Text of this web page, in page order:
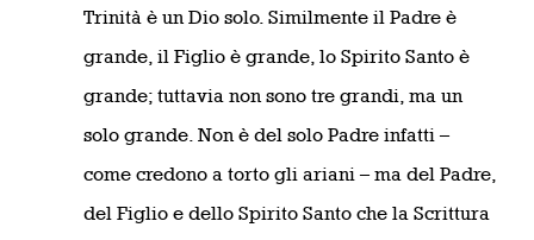
Trinità è un Dio solo. Similmente il Padre è
grande, il Figlio è grande, lo Spirito Santo è
grande; tuttavia non sono tre grandi, ma un
solo grande. Non è del solo Padre infatti –
come credono a torto gli ariani – ma del Padre,
del Figlio e dello Spirito Santo che la Scrittura